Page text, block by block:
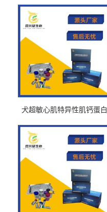
犬超敏心肌特异性肌钙蛋白